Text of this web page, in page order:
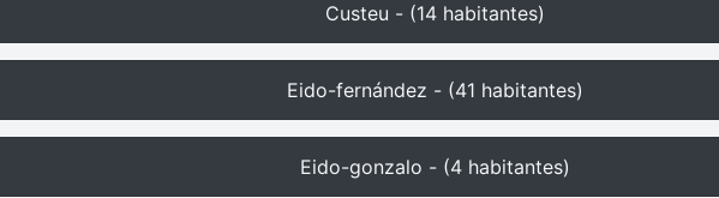
Custeu - (14 habitantes)
Eido-fernández - (41 habitantes)
Eido-gonzalo - (4 habitantes)